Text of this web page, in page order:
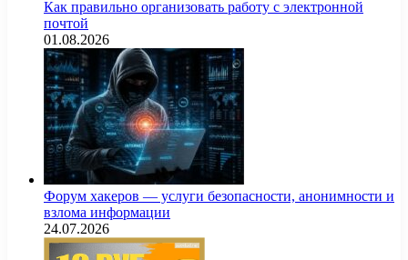
Как правильно организовать работу с электронной
почтой
01.08.2026
Форум хакеров — услуги безопасности, анонимности и
взлома информации
24.07.2026